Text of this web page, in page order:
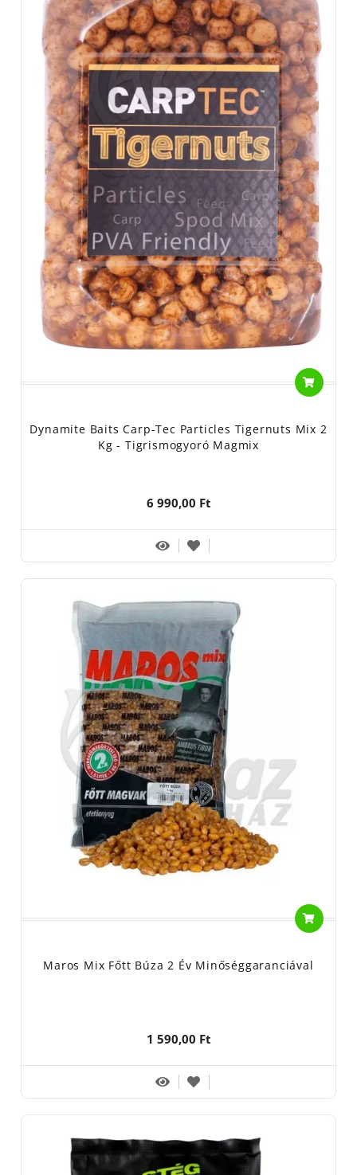
Dynamite Baits Carp-Tec Particles Tigernuts Mix 2
Kg - Tigrismogyoró Magmix
6 990,00 Ft
Maros Mix Főtt Búza 2 Év Minőséggaranciával
1 590,00 Ft